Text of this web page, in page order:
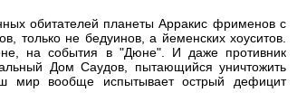
обитателей планеты Арракис фрименов с
только не бедуинов, а йеменских хоуситов.
на события в "Дюне". И даже противник
Дом Саудов, пытающийся уничтожить
мир вообще испытывает острый дефицит